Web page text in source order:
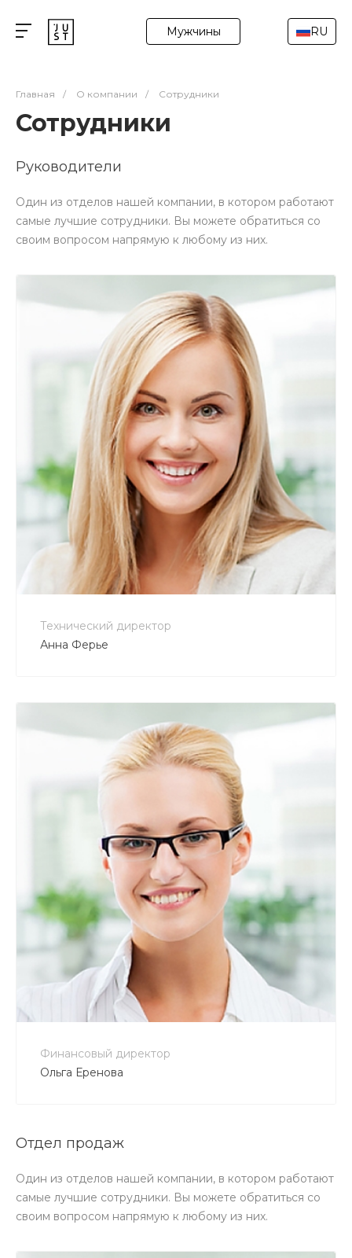
Мужчины RU
Главная / О компании / Сотрудники
Сотрудники
Руководители
Один из отделов нашей компании, в котором работают
самые лучшие сотрудники. Вы можете обратиться со
своим вопросом напрямую к любому из них.
Технический директор
Анна Ферье
+7 800 900-80-90
no-reply@intecweb.ru
Финансовый директор
Ольга Еренова
+7 800 900-80-90
no-reply@intecweb.ru
Отдел продаж
Один из отделов нашей компании, в котором работают
самые лучшие сотрудники. Вы можете обратиться со
своим вопросом напрямую к любому из них.